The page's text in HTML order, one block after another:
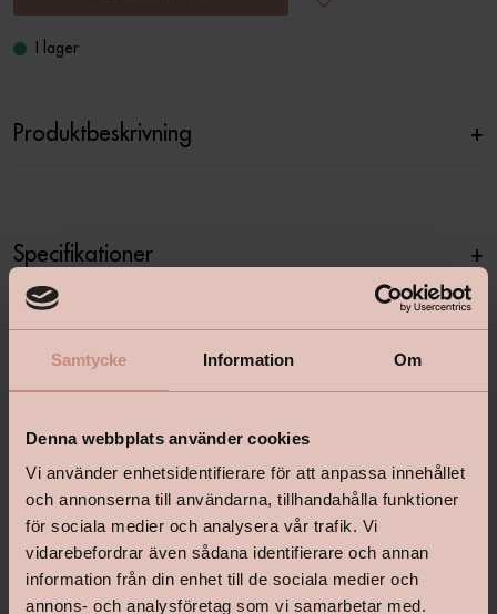
Samtycke Information Om
Denna webbplats använder cookies
Vi använder enhetsidentifierare för att anpassa innehållet
och annonserna till användarna, tillhandahålla funktioner
för sociala medier och analysera vår trafik. Vi
vidarebefordrar även sådana identifierare och annan
information från din enhet till de sociala medier och
annons- och analysföretag som vi samarbetar med.
I lager
Produktbeskrivning +
Specifikationer +
shop@happyhomes.se
Vanliga frågor & svar